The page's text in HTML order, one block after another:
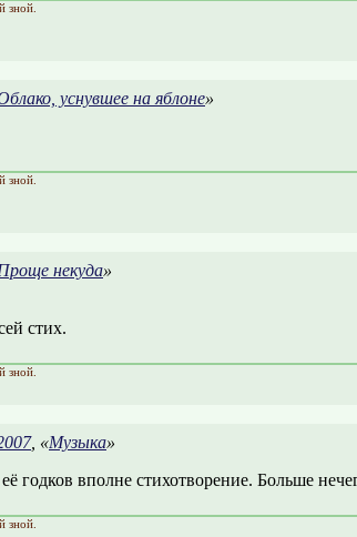
зной.
уснувшее на яблоне»
зной.
некуда»
стих.
зной.
, «Музыка»
годков вполне стихотворение. Больше
зной.